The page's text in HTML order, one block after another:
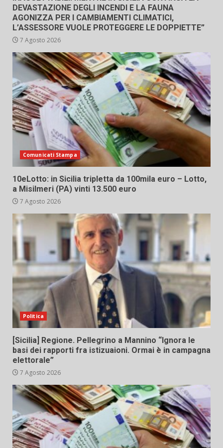
DEVASTAZIONE DEGLI INCENDI E LA FAUNA
AGONIZZA PER I CAMBIAMENTI CLIMATICI,
L’ASSESSORE VUOLE PROTEGGERE LE DOPPIETTE”
7 Agosto 2026
Comunicati Stampa
10eLotto: in Sicilia tripletta da 100mila euro – Lotto,
a Misilmeri (PA) vinti 13.500 euro
7 Agosto 2026
Politica
[Sicilia] Regione. Pellegrino a Mannino “Ignora le
basi dei rapporti fra istizuaioni. Ormai è in campagna
elettorale”
7 Agosto 2026